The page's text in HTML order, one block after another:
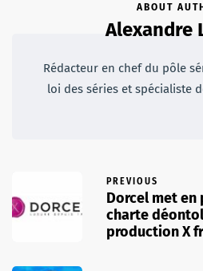
ABOUT
Alexandre
Rédacteur en chef du pôle
loi des séries et spécialiste
PREVIOUS
Dorcel met en
charte
production X